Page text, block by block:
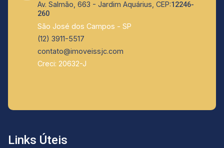
Av. Salmão, 663 - Jardim Aquárius, CEP:12246-
260
São José dos Campos - SP
(12) 3911-5517
contato@imoveissjc.com
Creci: 20632-J
Links Úteis